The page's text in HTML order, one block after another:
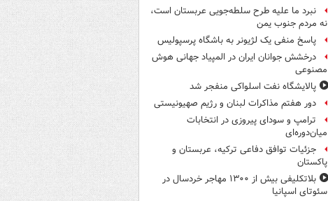
نبرد ما علیه طرح سلطه‌جویی عربستان است،
نه مردم جنوب یمن
پاسخ منفی یک لژیونر به باشگاه پرسپولیس
درخشش جوانان ایران در المپیاد جهانی هوش
مصنوعی
پالایشگاه نفت اسلواکی منفجر شد
دور هفتم مذاکرات لبنان و رژیم صهیونیستی
ترامپ و سودای پیروزی در انتخابات
میان‌دوره‌ای
جزئیات توافق دفاعی ترکیه، عربستان و
پاکستان
بلاتکلیفی بیش از ۱۳۰۰ مهاجر خردسال در
سئوتای اسپانیا